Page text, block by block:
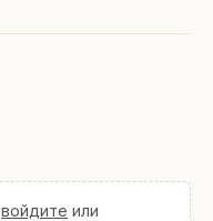
войдите или